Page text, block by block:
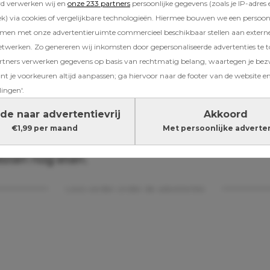
verwerken wij en onze 233 partners persoonlijke gegevens (zoals je IP-adres
via cookies of vergelijkbare technologieën. Hiermee bouwen we een
met onze advertentieruimte commercieel beschikbaar stellen aan
Zo genereren wij inkomsten door gepersonaliseerde advertenties te
verwerken gegevens op basis van rechtmatig belang, waartegen je
je voorkeuren altijd aanpassen; ga hiervoor naar de footer van de website
naar advertentievrij
€1,99 per maand
Akkoord
Met persoonlijke
en krakend plastic. Om me heen
en drukte overtroffen door mijn man die
van een met een dolfijn gekruiste walrus
Het leek een scène uit een ietwat uit
op een Spaanse camping
en crèche verder weg leken dan ooit. Was
en iedereen moest de volgende dag
die school en de opvang. Het wijntje in
misplaatst, want wij drinken alleen in het
nog eten.